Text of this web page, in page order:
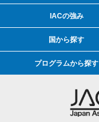
IACの強み
国から探す
プログラムから探す